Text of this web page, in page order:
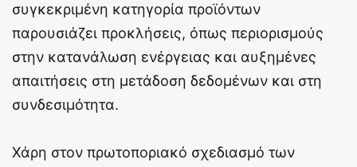
συγκεκριμένη κατηγορία προϊόντων
παρουσιάζει προκλήσεις, όπως περιορισμούς
στην κατανάλωση ενέργειας και αυξημένες
απαιτήσεις στη μετάδοση δεδομένων και στη
συνδεσιμότητα.
Χάρη στον πρωτοποριακό σχεδιασμό των